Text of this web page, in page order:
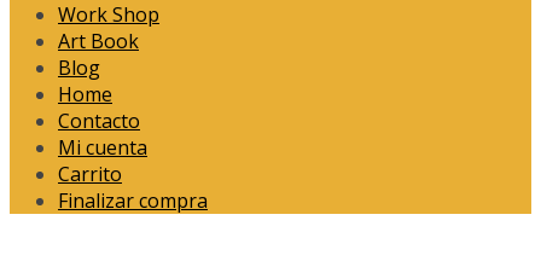
Work Shop
Art Book
Blog
Home
Contacto
Mi cuenta
Carrito
Finalizar compra